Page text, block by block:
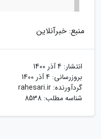
منبع: خبرآنلاین
انتشار: 4 آذر 1400
بروزرسانی: 4 آذر 1400
گردآورنده: rahesari.ir
شناسه مطلب: 8538